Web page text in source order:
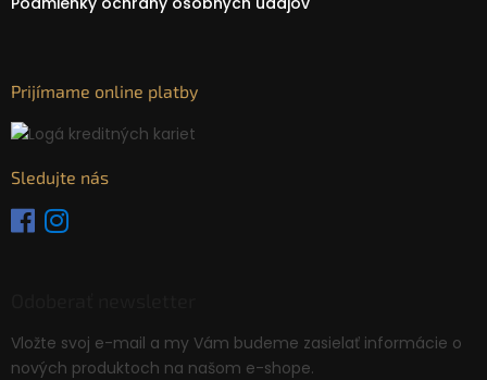
Prijímame online platby
Sledujte nás
Vložte svoj e-mail a my Vám budeme zasielať informácie o
nových produktoch na našom e-shope.